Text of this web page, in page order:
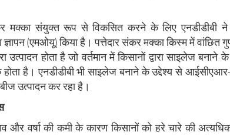
मक्का संयुक्त रूप से विकसित करने के लिए एनडीडीबी ने
(एमओयू) किया है। पत्तेदार संकर मक्का किस्म में वांछित
उत्पादन होता है जो वर्तमान में किसानों द्वारा साइलेज
है। एनडीडीबी भी साइलेज बनाने के उद्देश्य से
उत्पादन कर रहा है।
और वर्षा की कमी के कारण किसानों को हरे चारे की